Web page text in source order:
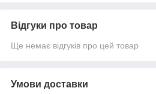
Відгуки про товар
Ще немає відгуків про цей товар
Умови доставки